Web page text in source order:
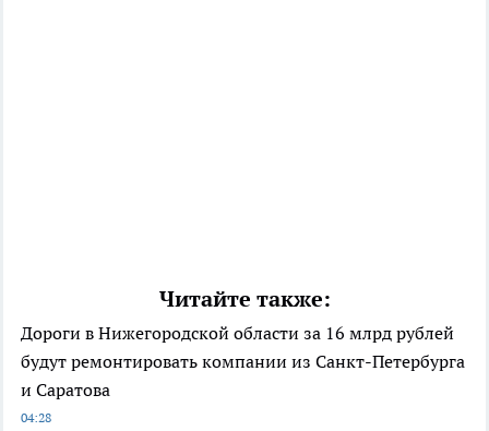
Читайте также:
Дороги в Нижегородской области за 16 млрд рублей
будут ремонтировать компании из Санкт-Петербурга
и Саратова
04:28